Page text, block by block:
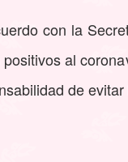
con la
al
de